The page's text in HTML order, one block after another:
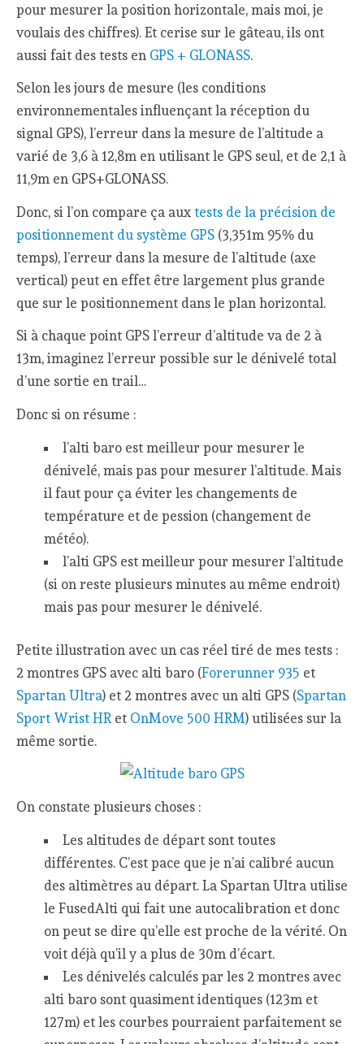
pour mesurer la position horizontale, mais moi, je
voulais des chiffres). Et cerise sur le gâteau, ils ont
aussi fait des tests en GPS + GLONASS.
Selon les jours de mesure (les conditions
environnementales influençant la réception du
signal GPS), l’erreur dans la mesure de l’altitude a
varié de 3,6 à 12,8m en utilisant le GPS seul, et de 2,1 à
11,9m en GPS+GLONASS.
Donc, si l’on compare ça auxtests de la précision de
positionnement du système GPS (3,351m 95% du
temps), l’erreur dans la mesure de l’altitude (axe
vertical) peut en effet être largement plus grande
que sur le positionnement dans le plan horizontal.
Si à chaque point GPS l’erreur d’altitude va de 2 à
13m, imaginez l’erreur possible sur le dénivelé total
d’une sortie en trail…
Donc si on résume :
l’alti baro est meilleur pour mesurer le
dénivelé, mais pas pour mesurer l’altitude. Mais
il faut pour ça éviter les changements de
température et de pession (changement de
météo).
l’alti GPS est meilleur pour mesurer l’altitude
(si on reste plusieurs minutes au même endroit)
mais pas pour mesurer le dénivelé.
Petite illustration avec un cas réel tiré de mes tests :
2 montres GPS avec alti baro (Forerunner 935 et
Spartan Ultra) et 2 montres avec un alti GPS (Spartan
Sport Wrist HR et OnMove 500 HRM) utilisées sur la
même sortie.
On constate plusieurs choses :
Les altitudes de départ sont toutes
différentes. C’est pace que je n’ai calibré aucun
des altimètres au départ. La Spartan Ultra utilise
le FusedAlti qui fait une autocalibration et donc
on peut se dire qu’elle est proche de la vérité. On
voit déjà qu’il y a plus de 30m d’écart.
Les dénivelés calculés par les 2 montres avec
alti baro sont quasiment identiques (123m et
127m) et les courbes pourraient parfaitement se